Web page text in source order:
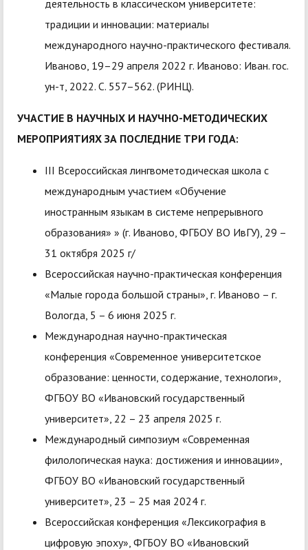
деятельность в классическом университете:
традиции и инновации: материалы
международного научно-практического фестиваля.
Иваново, 19–29 апреля 2022 г. Иваново: Иван. гос.
ун-т, 2022. С. 557–562. (РИНЦ).
УЧАСТИЕ В НАУЧНЫХ И НАУЧНО-МЕТОДИЧЕСКИХ
МЕРОПРИЯТИЯХ ЗА ПОСЛЕДНИЕ ТРИ ГОДА:
III Всероссийская лингвометодическая школа с
международным участием «Обучение
иностранным языкам в системе непрерывного
образования» » (г. Иваново, ФГБОУ ВО ИвГУ), 29 –
31 октября 2025 г/
Всероссийская научно-практическая конференция
«Малые города большой страны», г. Иваново – г.
Вологда, 5 – 6 июня 2025 г.
Международная научно-практическая
конференция «Современное университетское
образование: ценности, содержание, технологи»,
ФГБОУ ВО «Ивановский государственный
университет», 22 – 23 апреля 2025 г.
Международный симпозиум «Современная
филологическая наука: достижения и инновации»,
ФГБОУ ВО «Ивановский государственный
университет», 23 – 25 мая 2024 г.
Всероссийская конференция «Лексикография в
цифровую эпоху», ФГБОУ ВО «Ивановский